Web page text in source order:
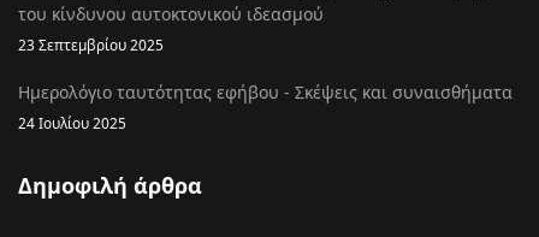
του κίνδυνου αυτοκτονικού ιδεασμού
23 Σεπτεμβρίου 2025
Ημερολόγιο ταυτότητας εφήβου - Σκέψεις και συναισθήματα
24 Ιουλίου 2025
Δημοφιλή άρθρα